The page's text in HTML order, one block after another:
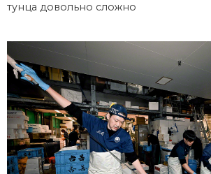
тунца довольно сложно